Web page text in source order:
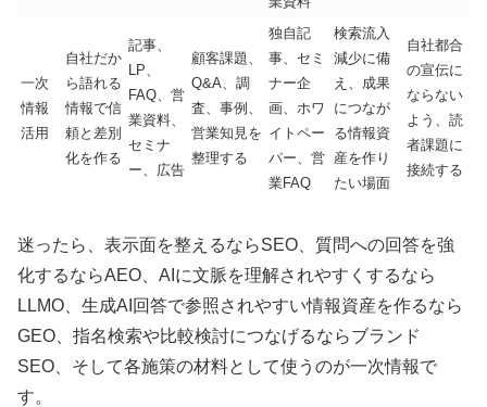
一次
情報
活用
自社だか
ら語れる
情報で信
頼と差別
化を作る
記事、
LP、
FAQ、営
業資料、
セミナ
ー、広告
顧客課題、
Q&A、調
査、事例、
営業知見を
整理する
独自記
事、セミ
ナー企
画、ホワ
イトペー
パー、営
業FAQ
検索流入
減少に備
え、成果
につなが
る情報資
産を作り
たい場面
自社都合
の宣伝に
ならない
よう、読
者課題に
接続する
迷ったら、表示面を整えるならSEO、質問への回答を強
化するならAEO、AIに文脈を理解されやすくするなら
LLMO、生成AI回答で参照されやすい情報資産を作るなら
GEO、指名検索や比較検討につなげるならブランド
SEO、そして各施策の材料として使うのが一次情報で
す。